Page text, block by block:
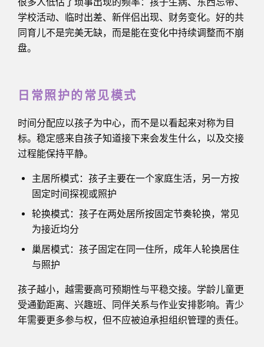
学校活动、临时出差、新伴侣出现、财务变化。好的共
同育儿不是完美无缺，而是能在变化中持续调整而不崩
盘。
日常照护的常见模式
时间分配应以孩子为中心，而不是以看起来对称为目
标。稳定感来自孩子知道接下来会发生什么，以及交接
过程能保持平静。
主居所模式：孩子主要在一个家庭生活，另一方按
固定时间探视或照护
轮换模式：孩子在两处居所按固定节奏轮换，常见
为接近均分
巢居模式：孩子固定在同一住所，成年人轮换居住
与照护
孩子越小，越需要高可预期性与平稳交接。学龄儿童更
受通勤距离、兴趣班、同伴关系与作业安排影响。青少
年需要更多参与权，但不应被迫承担组织管理的责任。